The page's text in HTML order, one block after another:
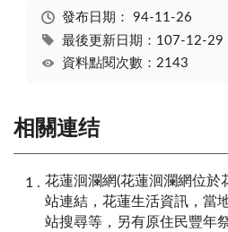
發布日期： 94-11-26
最後更新日期：107-12-29
資料點閱次數：2143
相關連结
花蓮洄瀾網(花蓮洄瀾網位於
站連結，花蓮生活資訊，當
站搜尋等，另有原住民豐年